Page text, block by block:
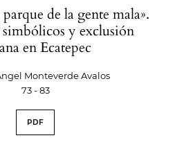
de la gente mala».
y exclusión
en Ecatepec
Monteverde Avalos
73 - 83
PDF